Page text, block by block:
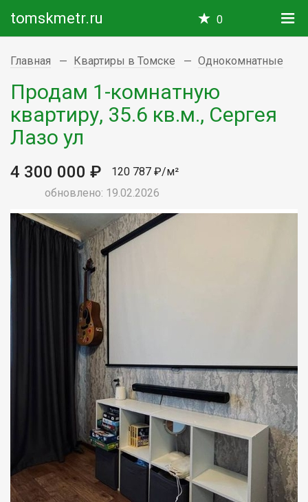
tomskmetr.ru 0
Главная Квартиры в Томске Однокомнатные
Продам 1-комнатную
квартиру, 35.6 кв.м., Сергея
Лазо ул
4 300 000 ₽
120 787 ₽/м²
обновлено: 19.02.2026